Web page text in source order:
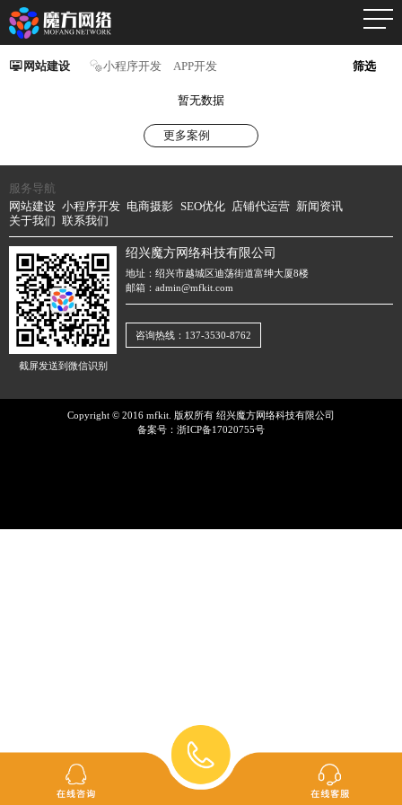
网站建设 小程序开发 APP开发 筛选
暂无数据
更多案例
服务导航
网站建设 小程序开发 电商摄影 SEO优化 店铺代运营 新闻资讯
关于我们
联系我们
截屏发送到微信识别
绍兴魔方网络科技有限公司
地址：绍兴市越城区迪荡街道富绅大厦8楼
邮箱：admin@mfkit.com
咨询热线：137-3530-8762
Copyright © 2016 mfkit. 版权所有 绍兴魔方网络科技有限公司
备案号： 浙ICP备17020755号